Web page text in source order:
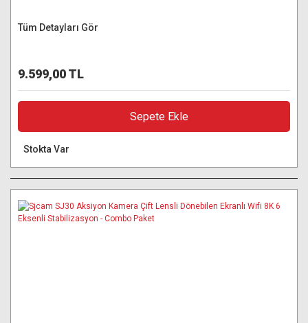
Tüm Detayları Gör
9.599,00 TL
Sepete Ekle
Stokta Var